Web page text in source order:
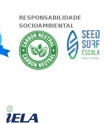
- Status do site no
Garantia de
RESPONSABILIDADE
SOCIOAMBIENTAL
A